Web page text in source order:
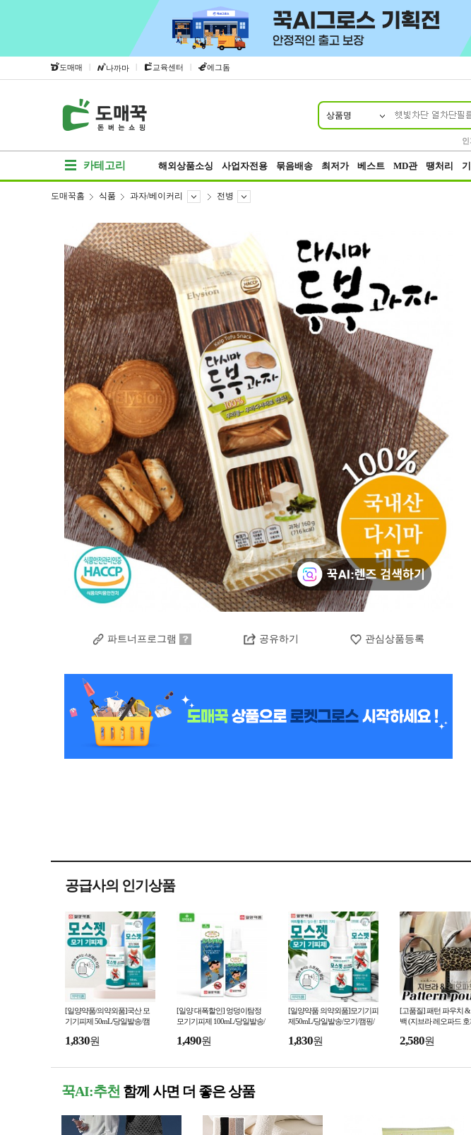
도매매 | 나까마 | 교육센터 | 에그돔
상품명
카테고리 해외상품소싱 사업자전용 묶음배송 최저가 베스트 MD관 땡처리
도매꾹홈 식품 과자/베이커리 전병
베스트
파트너프로그램 공유하기 관심상품등록
공급사의 인기상품
[일양약품/의약외품]국산 모
기기피제 50mL/당일발송/캠
원/유치원/약국
1,830원
[일양 대폭할인] 엉덩이탐정
모기기피제 100mL/당일발송/
퇴치제/약국
1,490원
[일양약품 의약외품]모기기피
제50mL/당일발송/모기/캠핑/
국/관공서
1,830원
[고품질] 패턴 파우치 &
백 (지브라 레오파드 호
니백 겨울 선물)
2,580원
꾹AI:추천 함께 사면 더 좋은 상품